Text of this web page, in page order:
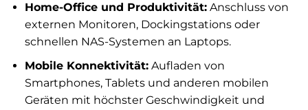
Home-Office und Produktivität:Anschluss von
externen Monitoren, Dockingstations oder
schnellen NAS-Systemen an Laptops.
Mobile Konnektivität:Aufladen von
Smartphones, Tablets und anderen mobilen
Geräten mit höchster Geschwindigkeit und